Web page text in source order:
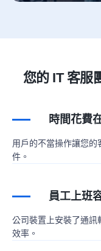
您的 IT 客服
時間花費
用戶的不當操作讓您
件。
員工上班
公司裝置上安裝了通訊
效率。